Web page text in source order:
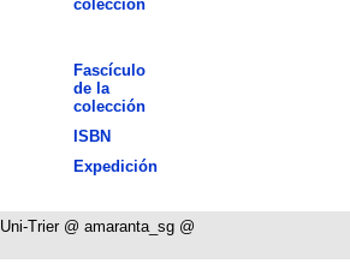
colección
Fascículo
de la
colección
ISBN
Expedición
Uni-Trier @ amaranta_sg @